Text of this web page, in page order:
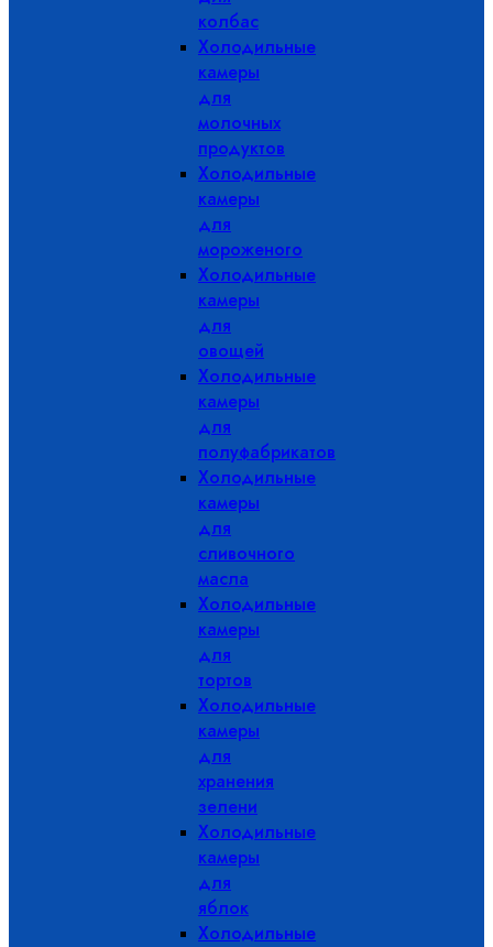
колбас
Холодильные
камеры
для
молочных
продуктов
Холодильные
камеры
для
мороженого
Холодильные
камеры
для
овощей
Холодильные
камеры
для
полуфабрикатов
Холодильные
камеры
для
сливочного
масла
Холодильные
камеры
для
тортов
Холодильные
камеры
для
хранения
зелени
Холодильные
камеры
для
яблок
Холодильные